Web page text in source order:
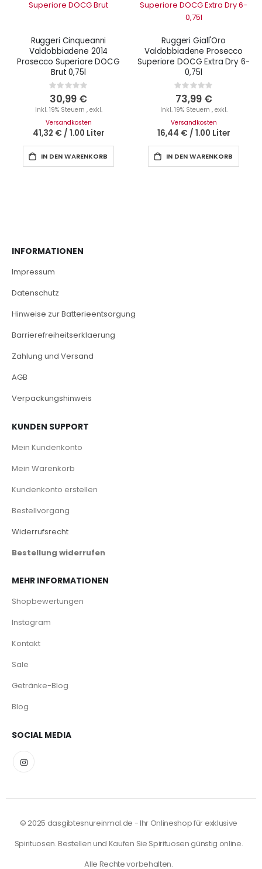
Ruggeri Cinqueanni
Valdobbiadene 2014
Prosecco Superiore DOCG
Brut 0,75l
Rating:
0%
30,99 €
Inkl. 19% Steuern , exkl.
Versandkosten
41,32 € / 1.00 Liter
IN DEN WARENKORB
Ruggeri Giall'Oro
Valdobbiadene Prosecco
Superiore DOCG Extra Dry 6-
0,75l
Rating:
0%
73,99 €
Inkl. 19% Steuern , exkl.
Versandkosten
16,44 € / 1.00 Liter
IN DEN WARENKORB
INFORMATIONEN
Impressum
Datenschutz
Hinweise zur Batterieentsorgung
Barrierefreiheitserklaerung
Zahlung und Versand
AGB
Verpackungshinweis
KUNDEN SUPPORT
Mein Kundenkonto
Mein Warenkorb
Kundenkonto erstellen
Bestellvorgang
Widerrufsrecht
Bestellung widerrufen
MEHR INFORMATIONEN
Shopbewertungen
Instagram
Kontakt
Sale
Getränke-Blog
Blog
SOCIAL MEDIA
© 2025 dasgibtesnureinmal.de - Ihr Onlineshop für exklusive
Spirituosen. Bestellen und Kaufen Sie Spirituosen günstig online.
Alle Rechte vorbehalten.